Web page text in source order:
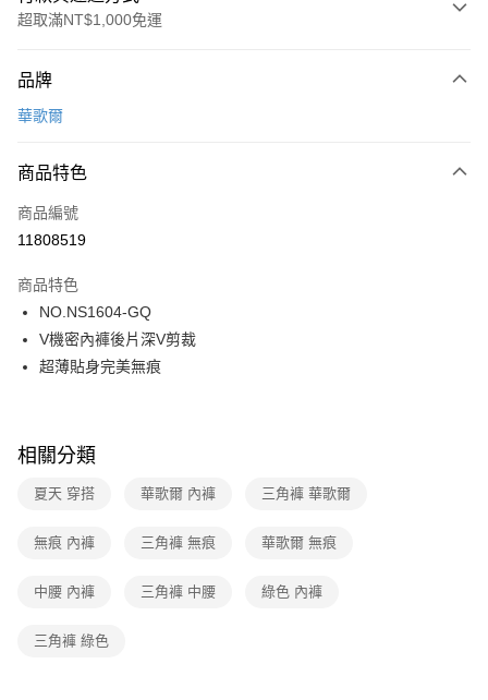
超取滿NT$1,000免運
信用卡一次付款
LINE Pay
街口支付
運送方式
全家取貨付款
每筆NT$80，滿NT$1,000(含以上)免運費
每筆NT$80，滿NT$1,000(含以上)免運費
7-11取貨付款
付款後7-11取貨
每筆NT$80，滿NT$1,000(含以上)免運費
每筆NT$80，滿NT$1,000(含以上)免運費
品牌
華歌爾
商品特色
商品編號
11808519
商品特色
NO.NS1604-GQ
V機密內褲後片深V剪裁
超薄貼身完美無痕
相關分類
夏天 穿搭 華歌爾 內褲 三角褲 華歌爾
無痕 內褲 三角褲 無痕 華歌爾 無痕
中腰 內褲 三角褲 中腰 綠色 內褲
三角褲 綠色